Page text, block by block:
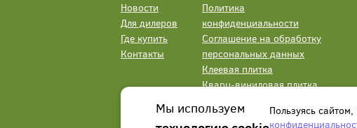
Новости
Для дилеров
Где купить
Контакты
Политика
конфиденциальности
Соглашение на обработку
персональных данных
Клеевая плитка
Кварц-виниловая плитка
Мы используем
Пользуясь